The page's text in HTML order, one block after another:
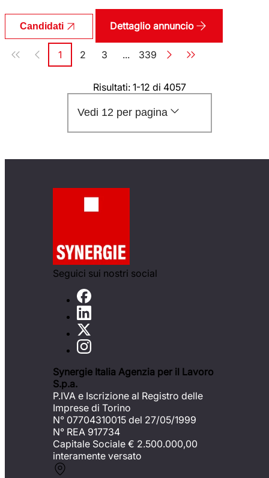
Candidati Dettaglio annuncio
Paginazione
Pagina
1 Pagina
2 Pagina
3 ... Pagina
339
Risultati: 1-12 di 4057
Vedi 12 per pagina
Seguici sui nostri social
Synergie Italia Agenzia per il Lavoro
S.p.a.
P.IVA e Iscrizione al Registro delle
Imprese di Torino
N° 07704310015 del 27/05/1999
N° REA 917734
Capitale Sociale € 2.500.000,00
interamente versato